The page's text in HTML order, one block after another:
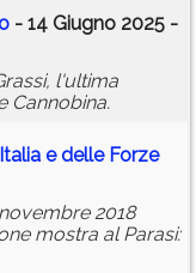
- 14 Giugno 2025 -
l'ultima
Cannobina.
e delle Forze
2018
mostra al Parasi: